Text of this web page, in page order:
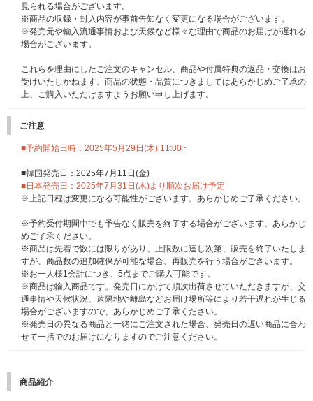
見られる場合がございます。
※商品の収録・封入内容が事前告知なく変更になる場合がございます。
※発売元や輸入流通事情および天候など様々な理由で商品のお届けが遅れる
場合がございます。
これらを理由にしたご注文のキャンセル、商品や付属特典の返品・交換はお
受けいたしかねます。商品の状態・品質につきましてはあらかじめご了承の
上、ご購入いただけますようお願い申し上げます。
ご注意
■予約開始日時：2025年5月29日(木) 11:00~
■韓国発売日：2025年7月11日(金)
■日本発売日：2025年7月31日(木)より順次お届け予定
※上記日程は変更になる可能性がございます。あらかじめご了承ください。
※予約受付期間中でも予告なく販売を終了する場合がございます。あらかじ
めご了承ください。
※商品は先着で数には限りがあり、上限数に達し次第、販売を終了いたしま
すが、商品数の追加確保が可能な場合、再販売を行う場合がございます。
※お一人様1会計につき、5点までご購入可能です。
※商品は輸入商品です。発売日にかけて順次出荷させていただきますが、交
通事情や天候状況、遠隔地や離島などお届け場所等により若干遅れが生じる
場合がございますので、あらかじめご了承ください。
※発売日の異なる商品と一緒にご注文された場合、発売日の遅い商品に合わ
せて一括でのお届けになりますのでご注意ください。
商品紹介